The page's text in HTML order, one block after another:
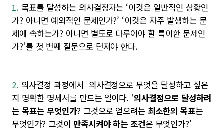
1. 목표를 달성하는 의사결정자는 ‘이것은 일반적인 상황인
가? 아니면 예외적인 문제인가?’ ‘이것은 자주 발생하는 문
제에 속하는가? 아니면 별도로 다루어야 할 특이한 문제인
가?’를 첫 번째 질문으로 던져야 한다.
2. 의사결정 과정에서 의사결정으로 무엇을 달성하고 싶은
지 명확한 명세서를 만드는 일이다. ‘의사결정으로 달성하려
는 목표는 무엇인가? 그것으로 얻으려는 최소한의 목표는
무엇인가? 그것이 만족시켜야 하는 조건은 무엇인가?’